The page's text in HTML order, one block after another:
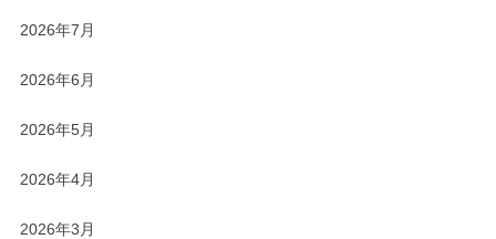
2026年7月
2026年6月
2026年5月
2026年4月
2026年3月